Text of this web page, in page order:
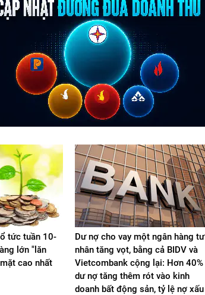
tức tuần 10-
lớn "lăn
cao nhất
Dư nợ cho vay một ngân hàng tư
nhân tăng vọt, bằng cả BIDV và
Vietcombank cộng lại: Hơn 40%
dư nợ tăng thêm rót vào kinh
doanh bất động sản, tỷ lệ nợ xấu